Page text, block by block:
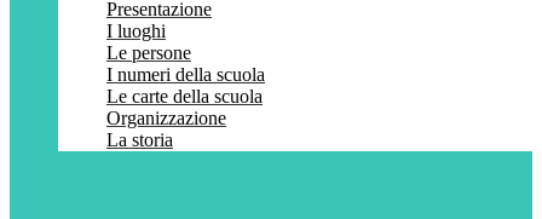
Presentazione
I luoghi
Le persone
I numeri della scuola
Le carte della scuola
Organizzazione
La storia